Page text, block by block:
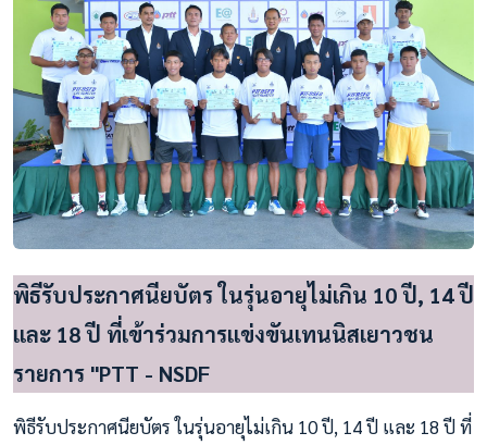
พิธีรับประกาศนียบัตร ในรุ่นอายุไม่เกิน 10 ปี, 14 ปี
และ 18 ปี ที่เข้าร่วมการแข่งขันเทนนิสเยาวชน
รายการ "PTT - NSDF
พิธีรับประกาศนียบัตร ในรุ่นอายุไม่เกิน 10 ปี, 14 ปี และ 18 ปี ที่